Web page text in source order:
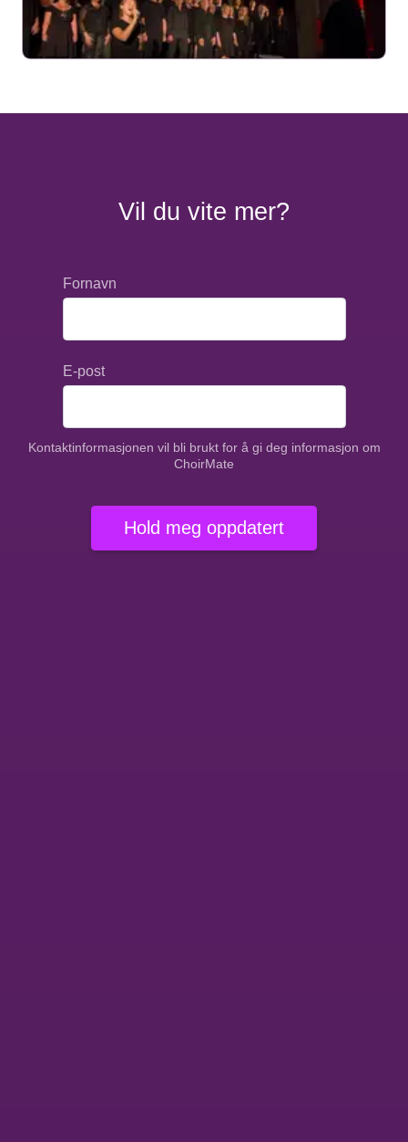
Vil du vite mer?
Fornavn
E-post
Kontaktinformasjonen vil bli brukt for å gi deg informasjon om
ChoirMate
Hold meg oppdatert